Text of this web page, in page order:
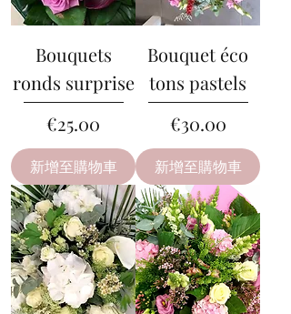
Bouquets
ronds surprise
價格
€25.00
新增至購物車
Bouquet éco
tons pastels
價格
€30.00
新增至購物車